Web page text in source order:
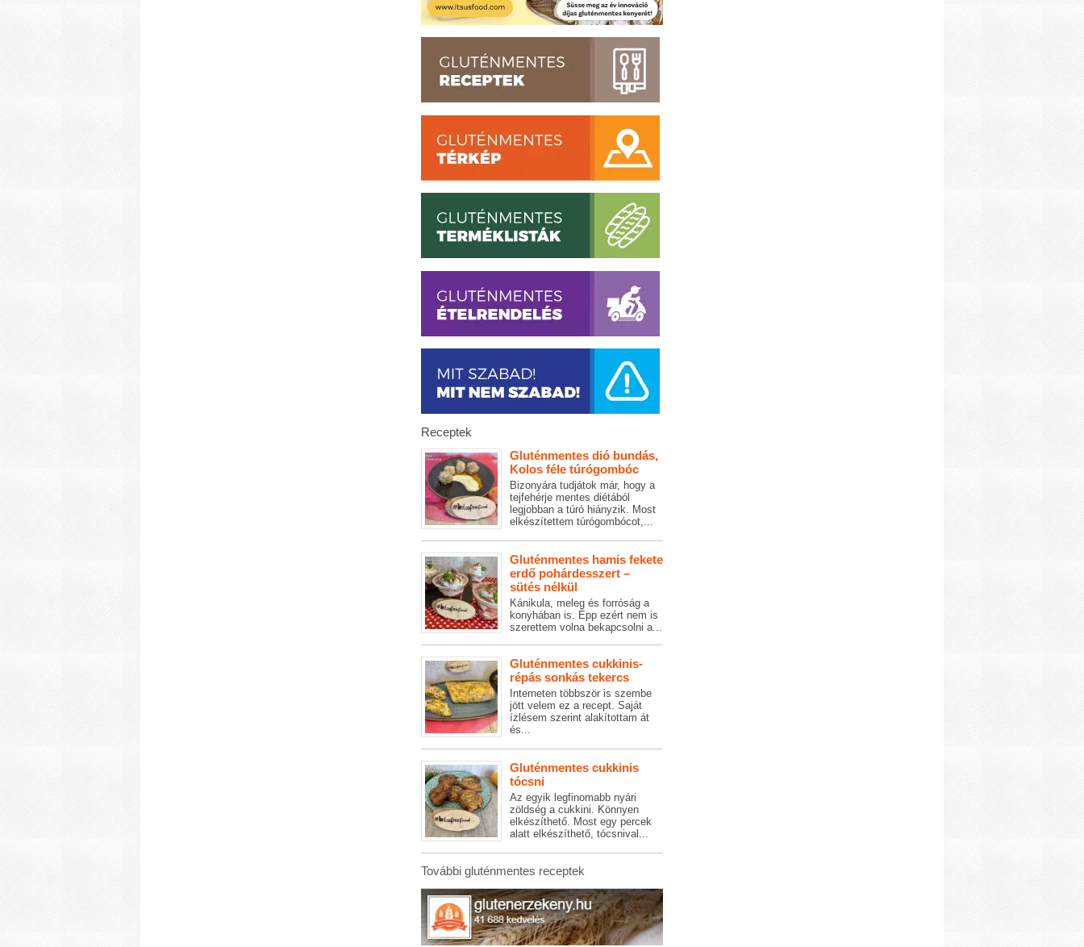
Receptek
Gluténmentes dió bundás,
Kolos féle túrógombóc
Bizonyára tudjátok már, hogy a
tejfehérje mentes diétából
legjobban a túró hiányzik. Most
elkészítettem túrógombócot,...
Gluténmentes hamis fekete
erdő pohárdesszert –
sütés nélkül
Kánikula, meleg és forróság a
konyhában is. Épp ezért nem is
szerettem volna bekapcsolni a...
Gluténmentes cukkinis-
répás sonkás tekercs
Interneten többször is szembe
jött velem ez a recept. Saját
ízlésem szerint alakítottam át
és...
Gluténmentes cukkinis
tócsni
Az egyik legfinomabb nyári
zöldség a cukkini. Könnyen
elkészíthető. Most egy percek
alatt elkészíthető, tócsnival...
További gluténmentes receptek